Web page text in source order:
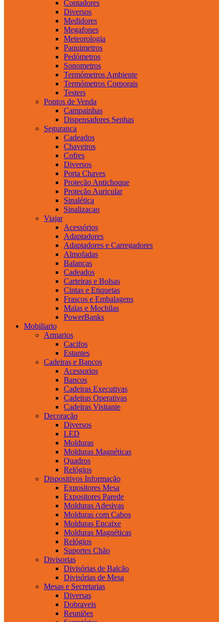
Contadores
Diversos
Medidores
Megafones
Meteorologia
Paquimetros
Pedómetros
Sonometros
Termómetros Ambiente
Termómetros Corporais
Testers
Pontos de Venda
Campainhas
Dispensadores Senhas
Seguranca
Cadeados
Chaveiros
Cofres
Diversos
Porta Chaves
Proteção Antichoque
Proteção Auricular
Sinalética
Sinalizacao
Viajar
Acessórios
Adaptadores
Adaptadores e Carregadores
Almofadas
Balanças
Cadeados
Carteiras e Bolsas
Cintas e Etiquetas
Frascos e Embalagens
Malas e Mochilas
PowerBanks
Mobiliario
Armarios
Cacifos
Estantes
Cadeiras e Bancos
Acessorios
Bancos
Cadeiras Executivas
Cadeiras Operativas
Cadeiras Visitante
Decoração
Diversos
LED
Molduras
Molduras Magnéticas
Quadros
Relógios
Dispositivos Informação
Expositores Mesa
Expositores Parede
Molduras Adesivas
Molduras com Cabos
Molduras Encaixe
Molduras Magnéticas
Relógios
Suportes Chão
Divisorias
Divisórias de Balcão
Divisórias de Mesa
Mesas e Secretarias
Diversas
Dobraveis
Reuniões